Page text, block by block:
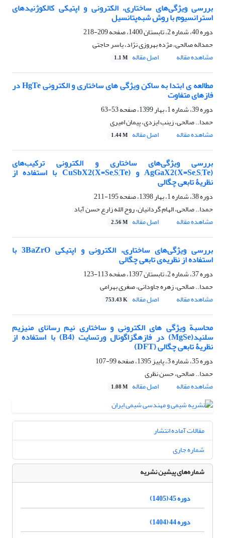
بررسی ویژگی‌های ساختاری، الکترونی و اپتیکی کالکوژنیدهای
استرانسیوم با روش شبه‌پتانسیل
دوره 40، شماره 2، تابستان 1400، صفحه
209-218
حمداله صالحی، مژده بهروزی نژاد، یاسر حاجتی
مشاهده مقاله
اصل مقاله 1.1 M
مطالعه ی ابتدا به ساکن ویژگی های ساختاری و الکترونی HgTe در
فازهای متفاوت
دوره 39، شماره 1، بهار 1399، صفحه
53-63
حمدا.. صالحی، زینب ایزدی، پیمان امیری
مشاهده مقاله
اصل مقاله 1.44 M
بررسی ویژگی‌های ساختاری و الکترونی ترکیب‌های
AgGaX2(X=Se,S,Te) و CuSbX2(X=Se,S,Te) با استفاده از
نظریۀ تابعی چگالی
دوره 38، شماره 1، بهار 1398، صفحه
195-211
حمدا.. صالحی، الهام گردانیان، روح الله زارع حسن آباد
مشاهده مقاله
اصل مقاله 2.56 M
بررسی ویژگی‌های ساختاری، الکترونی و اپتیکی 3BaZrO با
استفاده از نظریه‌ی تابعی چگالی
دوره 37، شماره 2، تابستان 1397، صفحه
113-123
حمدا.. صالحی، زهره جاودانی، صغری بهرامی
مشاهده مقاله
اصل مقاله 753.43 K
محاسبة ویژگی های الکترونی و ساختاری نیم رسانای منیزیم
سلنید(MgSe) در فازهگزاگونال ورتسایت (B4) با استفاده از
نظریۀ تابعی چگالی (DFT)
دوره 35، شماره 3، پاییز 1395، صفحه
99-107
حمدا.. صالحی، حسن نظری
مشاهده مقاله
اصل مقاله 1.08 M
مقالات آماده انتشار
شماره جاری
شماره‌های پیشین نشریه
دوره 45 (1405)
دوره 44 (1404)